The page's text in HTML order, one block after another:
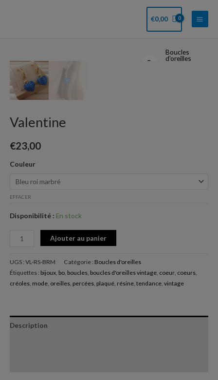
€0,00
Main
Boucles
d'oreilles
Valentine
€23,00
Couleur
EFFACER
Disponibilité : En stock
de
Valentine
Ajouter au panier
UGS : VL-RS-BRM Catégorie : Boucles d'oreilles
Étiquettes : bijoux, bo, boucles, boucles d'oreilles vintage, coeur, coeurs,
créoles, mode, oreilles, percées, plaqué, résine, tendance, vintage
Description